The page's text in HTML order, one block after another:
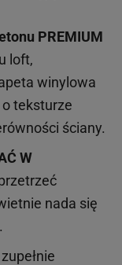
PREMIUM
loft,
winylowa
teksturze
ściany.
W
nada się